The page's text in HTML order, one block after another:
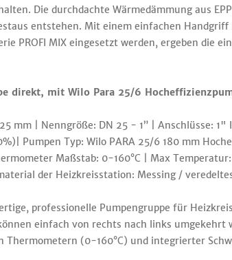
Die durchdachte Wärmedämmung aus
entstehen. Mit einem einfachen
PROFI MIX eingesetzt werden, ergeben die
direkt, mit Wilo Para 25/6
mm | Nenngröße: DN 25 - 1” | Anschlüsse:
Pumpen Typ: Wilo PARA 25/6 180 mm
Maßstab: 0-160°C | Max
der Heizkreisstation: Messing /
professionelle Pumpengruppe für
einfach von rechts nach links umgekehrt
Thermometern (0-160°C) und integrierter